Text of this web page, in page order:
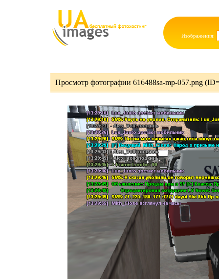
Изображения:
Просмотр фотографии 616488sa-mp-057.png